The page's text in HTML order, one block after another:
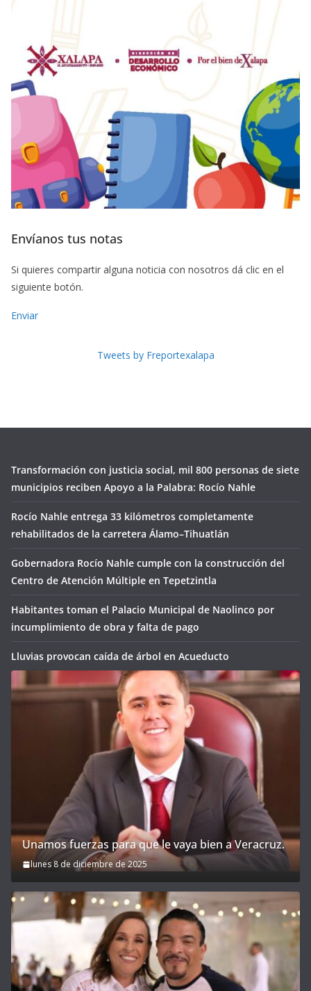
Envíanos tus notas
Si quieres compartir alguna noticia con nosotros dá clic en el
siguiente botón.
Enviar
Tweets by Freportexalapa
Transformación con justicia social, mil 800 personas de siete
municipios reciben Apoyo a la Palabra: Rocío Nahle
Rocío Nahle entrega 33 kilómetros completamente
rehabilitados de la carretera Álamo–Tihuatlán
Gobernadora Rocío Nahle cumple con la construcción del
Centro de Atención Múltiple en Tepetzintla
Habitantes toman el Palacio Municipal de Naolinco por
incumplimiento de obra y falta de pago
Lluvias provocan caída de árbol en Acueducto
Unamos fuerzas para que le vaya bien a Veracruz.
lunes 8 de diciembre de 2025